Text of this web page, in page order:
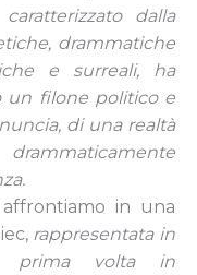
dalla
drammatiche
e surreali, ha
un filone politico e
di una realtà
in una
rappresentata in
prima volta in